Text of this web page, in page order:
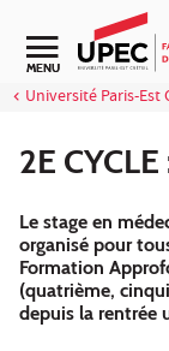
Aller au contenu
Navigation
MENU
Université Paris-Est
2E
Le stage en
organisé pour
Formation
(quatrième,
depuis la rentrée